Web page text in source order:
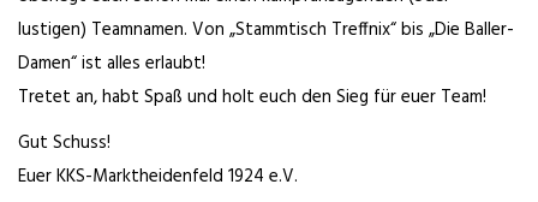
lustigen) Teamnamen. Von „Stammtisch Treffnix“ bis „Die Baller-
Damen“ ist alles erlaubt!
Tretet an, habt Spaß und holt euch den Sieg für euer Team!
Gut Schuss!
Euer KKS-Marktheidenfeld 1924 e.V.